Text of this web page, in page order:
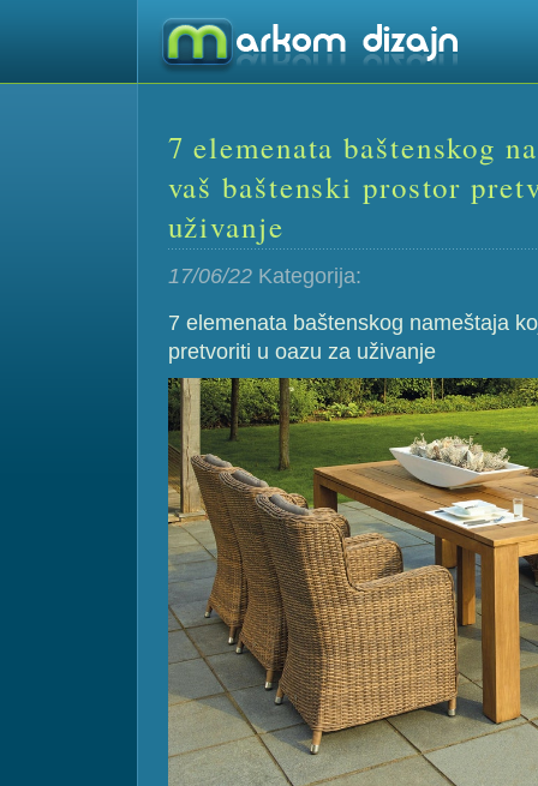
7 elemenata baštenskog
vaš baštenski prostor
uživanje
17/06/22 Kategorija:
7 elemenata baštenskog nameštaja
pretvoriti u oazu za uživanje